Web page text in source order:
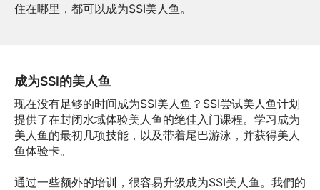
住在哪里，都可以成为SSI美人鱼。
成为SSI的美人鱼
现在没有足够的时间成为SSI美人鱼？SSI尝试美人鱼计划
提供了在封闭水域体验美人鱼的绝佳入门课程。学习成为
美人鱼的最初几项技能，以及带着尾巴游泳，并获得美人
鱼体验卡。
通过一些额外的培训，很容易升级成为SSI美人鱼。我們的